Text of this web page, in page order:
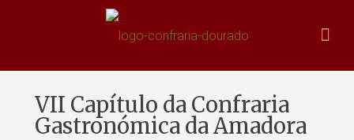
VII Capítulo da Confraria
Gastronómica da Amadora